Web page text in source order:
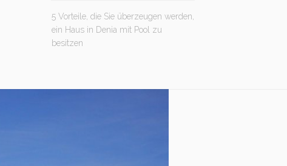
5 Vorteile, die Sie überzeugen werden,
ein Haus in Denia mit Pool zu
besitzen